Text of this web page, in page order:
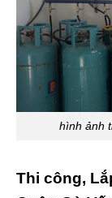
hình ảnh
Thi công,